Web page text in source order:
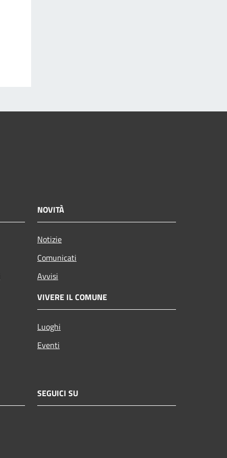
NOVITÀ
Notizie
Comunicati
Avvisi
VIVERE IL COMUNE
Luoghi
Eventi
SEGUICI SU